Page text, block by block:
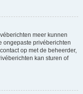
meer kunnen
ongepaste privéberichten
op met de beheerder,
kan sturen of